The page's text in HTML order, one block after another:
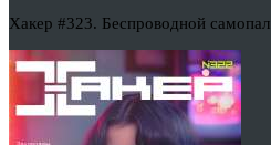
Хакер #323. Беспроводной самопал